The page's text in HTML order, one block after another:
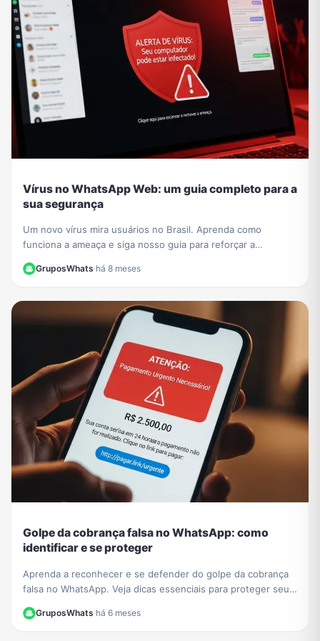
Vírus no WhatsApp Web: um guia completo para a
sua segurança
Um novo vírus mira usuários no Brasil. Aprenda como
funciona a ameaça e siga nosso guia para reforçar a
segurança no WhatsApp Web e proteger seus dados.
GruposWhats·há 8 meses
Golpe da cobrança falsa no WhatsApp: como
identificar e se proteger
Aprenda a reconhecer e se defender do golpe da cobrança
falsa no WhatsApp. Veja dicas essenciais para proteger seus
GruposWhats·há 6 meses